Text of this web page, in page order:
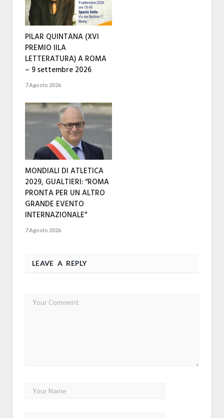
PILAR QUINTANA (XVI
PREMIO IILA
LETTERATURA) A ROMA
– 9 settembre 2026
7 Agosto 2026
MONDIALI DI ATLETICA
2029, GUALTIERI: “ROMA
PRONTA PER UN ALTRO
GRANDE EVENTO
INTERNAZIONALE”
7 Agosto 2026
LEAVE A REPLY